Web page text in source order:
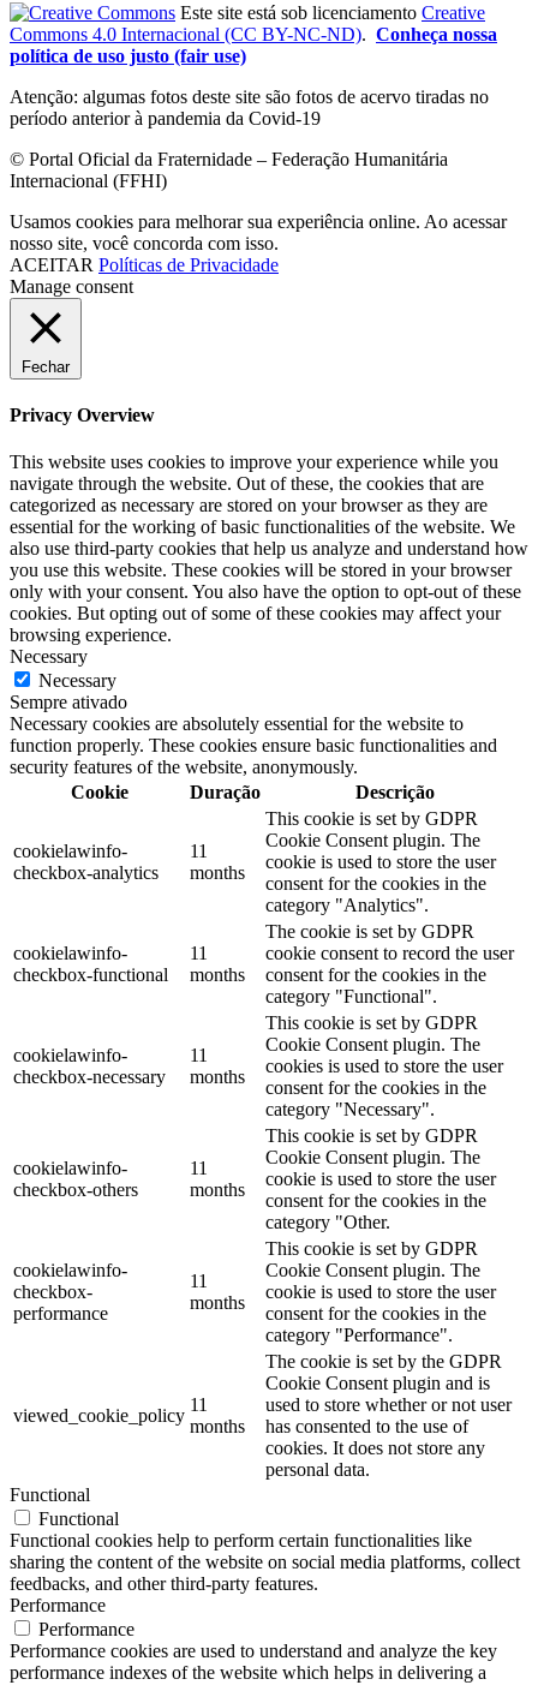
Este site está sob licenciamento Creative
Commons 4.0 Internacional (CC BY-NC-ND). Conheça nossa
política de uso justo (fair use)
Atenção: algumas fotos deste site são fotos de acervo tiradas no
período anterior à pandemia da Covid-19
© Portal Oficial da Fraternidade – Federação Humanitária
Internacional (FFHI)
Usamos cookies para melhorar sua experiência online. Ao acessar
nosso site, você concorda com isso.
ACEITAR Políticas de Privacidade
Manage consent
Fechar
Privacy Overview
This website uses cookies to improve your experience while you
navigate through the website. Out of these, the cookies that are
categorized as necessary are stored on your browser as they are
essential for the working of basic functionalities of the website. We
also use third-party cookies that help us analyze and understand how
you use this website. These cookies will be stored in your browser
only with your consent. You also have the option to opt-out of these
cookies. But opting out of some of these cookies may affect your
browsing experience.
Necessary
Necessary
Sempre ativado
Necessary cookies are absolutely essential for the website to
function properly. These cookies ensure basic functionalities and
security features of the website, anonymously.
Cookie
Duração Descrição
cookielawinfo-
checkbox-analytics
11
months
This cookie is set by GDPR
Cookie Consent plugin. The
cookie is used to store the user
consent for the cookies in the
category "Analytics".
cookielawinfo-
checkbox-functional
11
months
The cookie is set by GDPR
cookie consent to record the user
consent for the cookies in the
category "Functional".
cookielawinfo-
checkbox-necessary
11
months
This cookie is set by GDPR
Cookie Consent plugin. The
cookies is used to store the user
consent for the cookies in the
category "Necessary".
cookielawinfo-
checkbox-others
11
months
This cookie is set by GDPR
Cookie Consent plugin. The
cookie is used to store the user
consent for the cookies in the
category "Other.
cookielawinfo-
checkbox-
performance
11
months
This cookie is set by GDPR
Cookie Consent plugin. The
cookie is used to store the user
consent for the cookies in the
category "Performance".
viewed_cookie_policy
11
months
The cookie is set by the GDPR
Cookie Consent plugin and is
used to store whether or not user
has consented to the use of
cookies. It does not store any
personal data.
Functional
Functional
Functional cookies help to perform certain functionalities like
sharing the content of the website on social media platforms, collect
feedbacks, and other third-party features.
Performance
Performance
Performance cookies are used to understand and analyze the key
performance indexes of the website which helps in delivering a